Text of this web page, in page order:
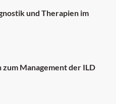
und Therapien im
Management der ILD